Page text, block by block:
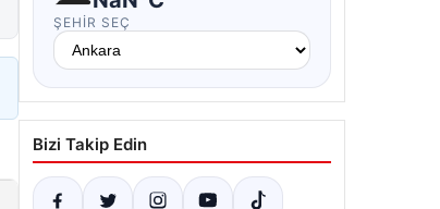
ŞEHIR SEÇ
Bizi Takip Edin